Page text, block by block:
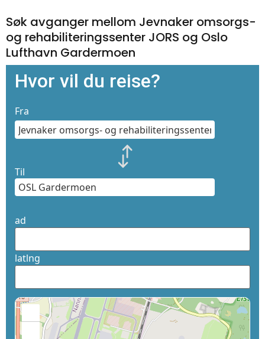
Søk avganger mellom Jevnaker omsorgs-
og rehabiliteringssenter JORS og Oslo
Lufthavn Gardermoen
Hvor vil du reise?
Fra
Til
ad
latlng